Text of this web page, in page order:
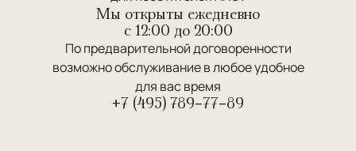
Мы открыты ежедневно
c 12:00 до 20:00
По предварительной договоренности
возможно обслуживание в любое удобное
для вас время
+7 (495) 789-77-89